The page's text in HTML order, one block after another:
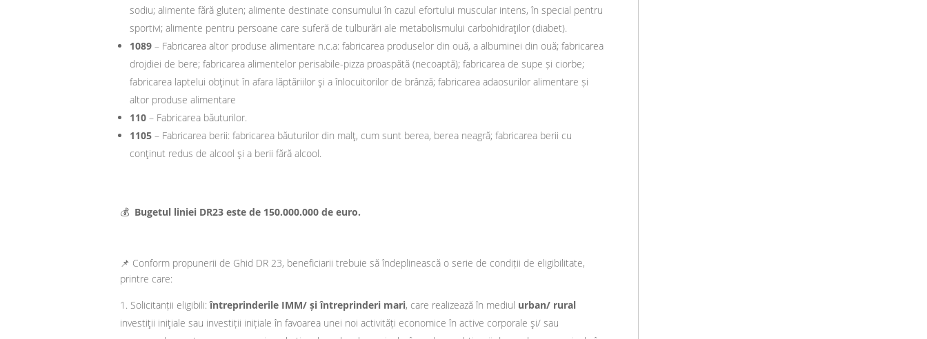
sodiu; alimente fără gluten; alimente destinate consumului în cazul efortului muscular intens, în special pentru
sportivi; alimente pentru persoane care suferă de tulburări ale metabolismului carbohidraţilor (diabet).
1089 – Fabricarea altor produse alimentare n.c.a: fabricarea produselor din ouă, a albuminei din ouă; fabricarea
drojdiei de bere; fabricarea alimentelor perisabile-pizza proaspătă (necoaptă); fabricarea de supe și ciorbe;
fabricarea laptelui obţinut în afara lăptăriilor şi a înlocuitorilor de brânză; fabricarea adaosurilor alimentare și
altor produse alimentare
110 – Fabricarea băuturilor.
1105 – Fabricarea berii: fabricarea băuturilor din malţ, cum sunt berea, berea neagră; fabricarea berii cu
conţinut redus de alcool şi a berii fără alcool.
💰 Bugetul liniei DR23 este de 150.000.000 de euro.
📌 Conform propunerii de Ghid DR 23, beneficiarii trebuie să îndeplinească o serie de condiții de eligibilitate,
printre care:
Solicitanții eligibili:întreprinderile IMM/ și întreprinderi mari, care realizează în mediul urban/ rural
investiţii iniţiale sau investiții inițiale în favoarea unei noi activități economice în active corporale şi/ sau